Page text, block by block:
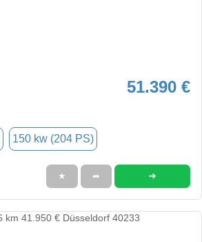
51.390 €
150 kw (204 PS)
★ ➦ ➜